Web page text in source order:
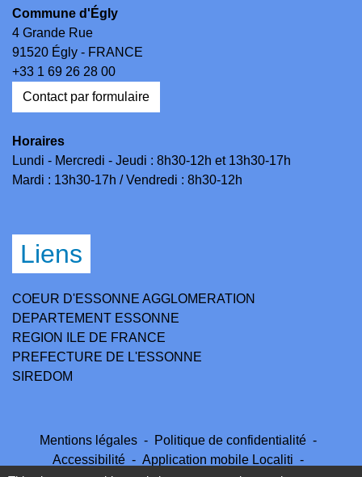
Commune d'Égly
4 Grande Rue
91520 Égly - FRANCE
+33 1 69 26 28 00
Contact par formulaire
Horaires
Lundi - Mercredi - Jeudi : 8h30-12h et 13h30-17h
Mardi : 13h30-17h / Vendredi : 8h30-12h
Liens
COEUR D'ESSONNE AGGLOMERATION
DEPARTEMENT ESSONNE
REGION ILE DE FRANCE
PREFECTURE DE L'ESSONNE
SIREDOM
Mentions légales - Politique de confidentialité -
Accessibilité - Application mobile Localiti -